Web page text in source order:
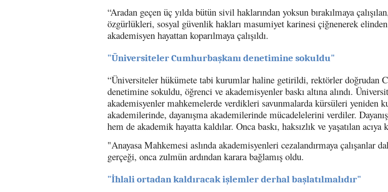
“Aradan geçen üç yılda bütün sivil haklarından yoksun bırakılmaya
özgürlükleri, sosyal güvenlik hakları masumiyet karinesi çiğnenerek
akademisyen hayattan koparılmaya çalışıldı.
"Üniversiteler Cumhurbaşkanı denetimine sokuldu"
“Üniversiteler hükümete tabi kurumlar haline getirildi, rektörler doğrudan
denetimine sokuldu, öğrenci ve akademisyenler baskı altına alındı.
akademisyenler mahkemelerde verdikleri savunmalarda kürsüleri yeniden
akademilerinde, dayanışma akademilerinde mücadelelerini verdiler.
hem de akademik hayatta kaldılar. Onca baskı, haksızlık ve yaşatılan acıya
"Anayasa Mahkemesi aslında akademisyenleri cezalandırmaya çalışanlar
gerçeği, onca zulmün ardından karara bağlamış oldu.
"İhlali ortadan kaldıracak işlemler derhal başlatılmalıdır"